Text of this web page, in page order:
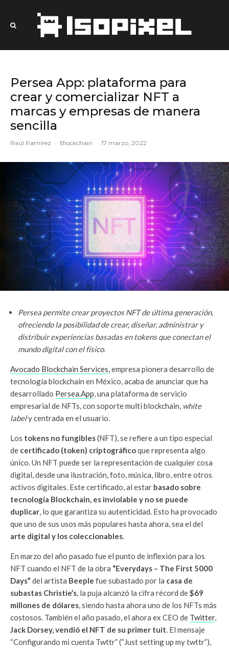
Persea App: plataforma para
crear y comercializar NFT a
marcas y empresas de manera
sencilla
Raúl Ramírez · Blockchain · 17 marzo, 2022
Persea permite crear proyectos NFT de última generación,
ofreciendo la posibilidad de crear, diseñar, administrar y
distribuir experiencias basadas en tokens que conectan el
mundo digital con el físico.
Avocado Blockchain Services, empresa pionera desarrollo de
tecnología blockchain en México, acaba de anunciar que ha
desarrollado Persea.App, una plataforma de servicio
empresarial de NFTs, con soporte multi blockchain, white
labely centrada en el usuario.
Los tokens no fungibles(NFT), se refiere a un tipo especial
de certificado (token) criptográficoque representa algo
único. Un NFT puede ser la representación de cualquier cosa
digital, desde una ilustración, foto, música, libro, entre otros
activos digitales. Este certificado, al estar basado sobre
tecnología Blockchain, es inviolable y no se puede
duplicar, lo que garantiza su autenticidad. Esto ha provocado
que uno de sus usos más populares hasta ahora, sea el del
arte digital y los coleccionables.
En marzo del año pasado fue el punto de inflexión para los
NFT cuando el NFT de la obra “Everydays – The First 5000
Days” del artista Beeple fue subastado por la casa de
subastas Christie’s, la puja alcanzó la cifra récord de$69
millones de dólares, siendo hasta ahora uno de los NFTs más
costosos. También el año pasado, el ahora ex CEO de Twitter,
Jack Dorsey, vendió el NFT de su primer tuit. El mensaje
“Configurando mi cuenta Twttr” (“Just setting up my twttr”),